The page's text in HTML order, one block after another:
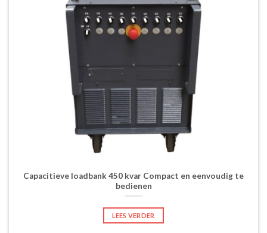
Capacitieve loadbank 450 kvar Compact en eenvoudig te
bedienen
LEES VERDER